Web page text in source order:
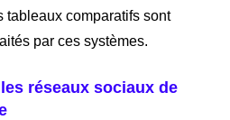
tableaux comparatifs sont
par ces systèmes.
réseaux sociaux de